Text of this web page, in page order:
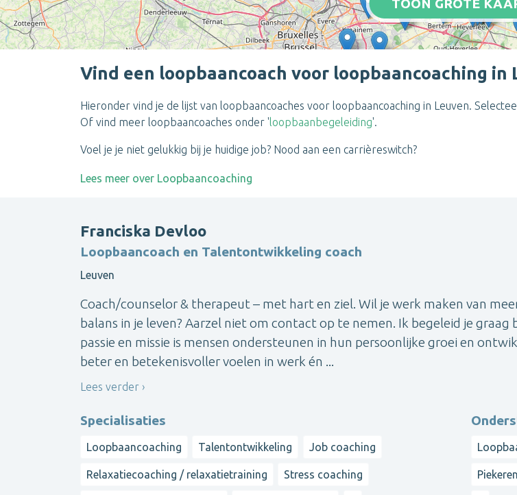
TOON GROTE
Vind een loopbaancoach voor loopbaancoaching in
Hieronder vind je de lijst van loopbaancoaches voor loopbaancoaching in Leuven.
Of vind meer loopbaancoaches onder 'loopbaanbegeleiding'.
Voel je je niet gelukkig bij je huidige job? Nood aan een carrièreswitch?
Lees meer over Loopbaancoaching
Franciska Devloo
Loopbaancoach en Talentontwikkeling coach
Leuven
Coach/counselor & therapeut – met hart en ziel. Wil je werk maken van
balans in je leven? Aarzel niet om contact op te nemen. Ik begeleid je graag
passie en missie is mensen ondersteunen in hun persoonlijke groei en
beter en betekenisvoller voelen in werk én ...
Lees verder
Specialisaties
Loopbaancoaching Talentontwikkeling Job coaching
Relaxatiecoaching / relaxatietraining Stress coaching Piekeren